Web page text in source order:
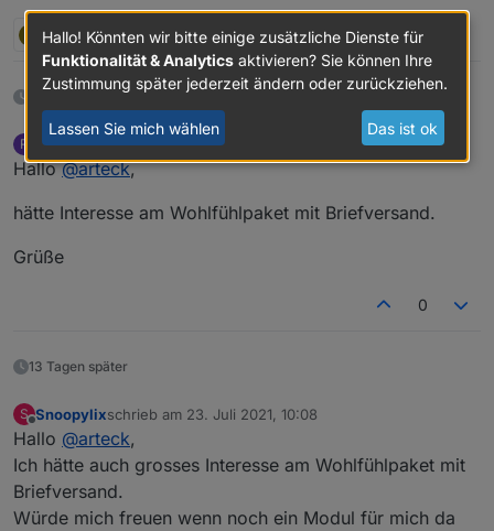
1 Antwort 0
15 Tagen später
R
Offline
reini84schrieb am10. Juli 2021, 07:40
Hallo@arteck,
hätte Interesse am Wohlfühlpaket mit Briefversand.
Grüße
0
13 Tagen später
S
Offline
Snoopylixschrieb am 23. Juli 2021, 10:08
zuletzt editiert von
Hallo @arteck,
Ich hätte auch grosses Interesse am Wohlfühlpaket mit
Briefversand.
Würde mich freuen wenn noch ein Modul für mich da
Hallo! Könnten wir bitte einige zusätzliche Dienste für
Funktionalität & Analytics aktivieren? Sie können Ihre
Zustimmung später jederzeit ändern oder zurückziehen.
Lassen Sie mich wählen Das ist ok